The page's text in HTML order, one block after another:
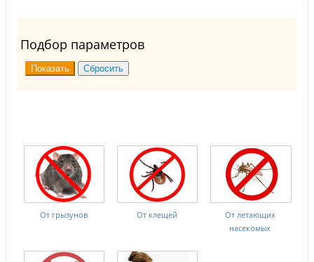
Подбор параметров
От грызунов От клещей
От летающих
насекомых